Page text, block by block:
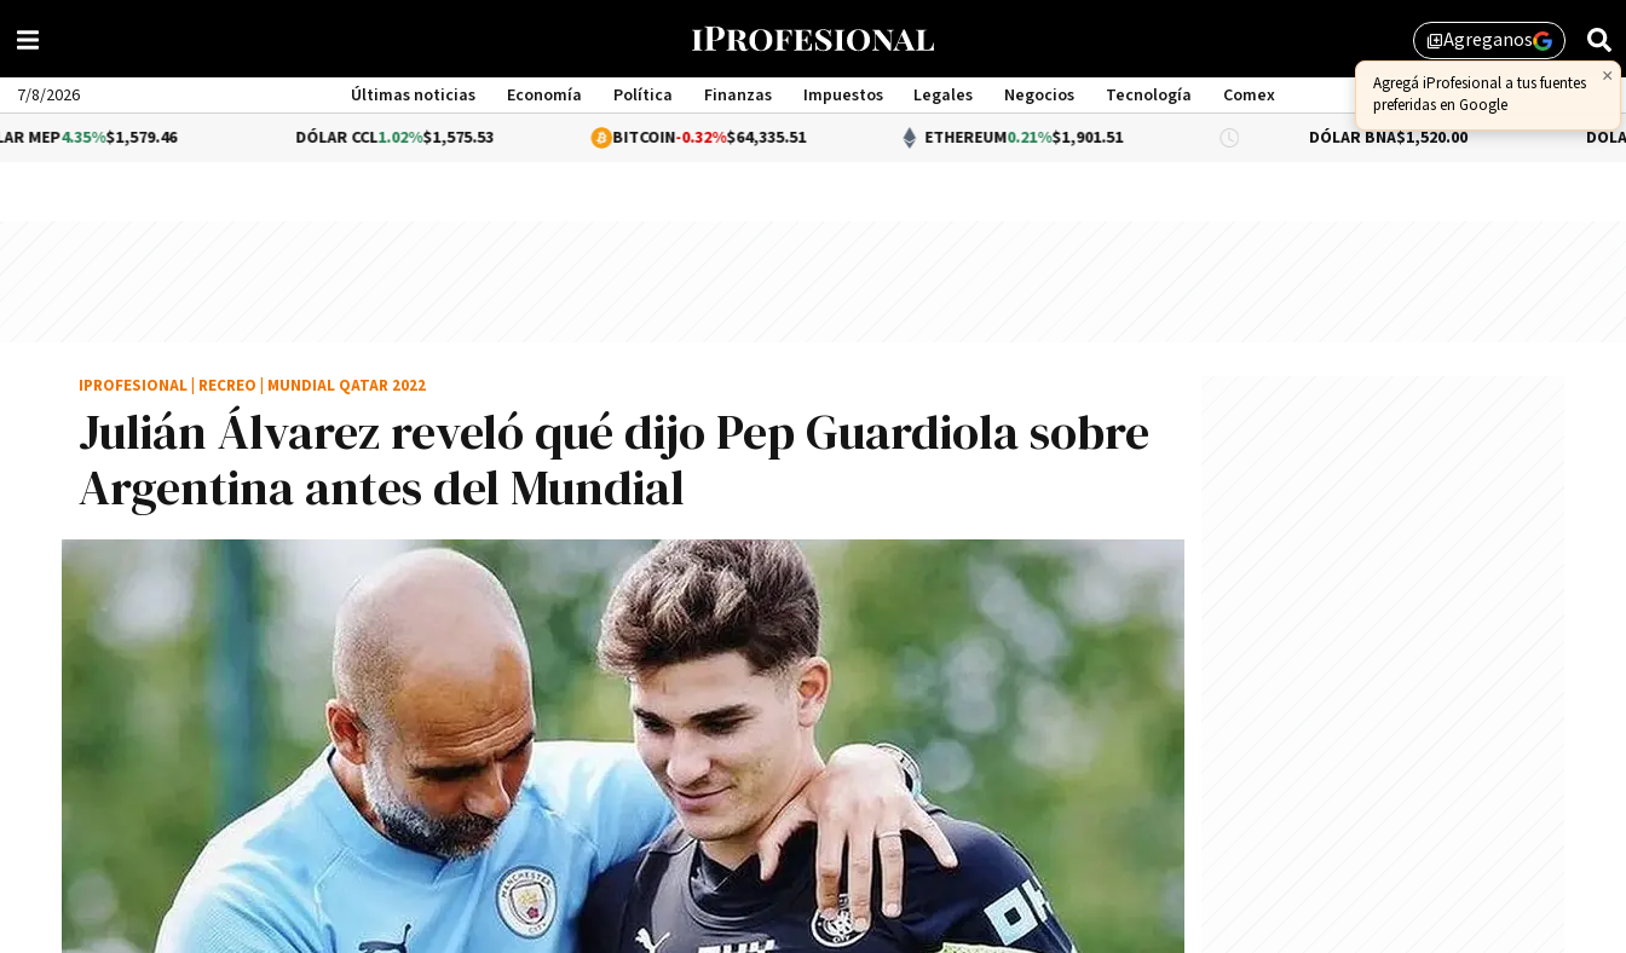
library_addAgreganos
7/8/2026 Últimas noticias Economía Política Finanzas Impuestos Legales Negocios Tecnología
Comex
Management
$1,579.46 1.02%$1,575.53 -0.32%$64,335.51 ETHEREUM0.21%$1,901.51 DÓLAR BNA $1,520.00 DÓLAR BLUE-
Julián Álvarez reveló qué dijo Pep Guardiola sobre
Argentina antes del Mundial
IPROFESIONAL RECREO MUNDIAL QATAR 2022